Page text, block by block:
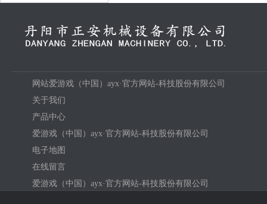
网站爱游戏（中国）ayx·官方网站-科技股份有限公司
关于我们
产品中心
爱游戏（中国）ayx·官方网站-科技股份有限公司
电子地图
在线留言
爱游戏（中国）ayx·官方网站-科技股份有限公司